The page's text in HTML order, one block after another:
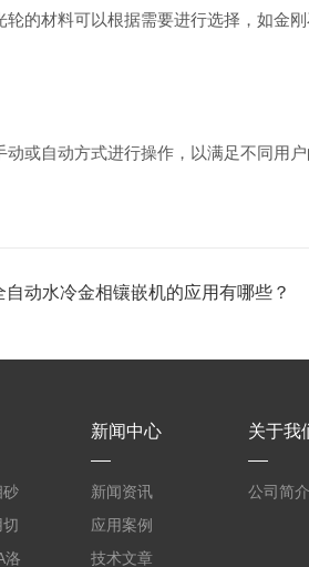
材料可以根据需要进行选择，如金刚
或自动方式进行操作，以满足不同用户
自动水冷金相镶嵌机的应用有哪些？
砂
洛
新闻中心
新闻资讯
应用案例
技术文章
关于我
公司简介